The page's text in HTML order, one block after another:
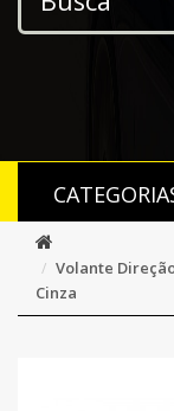
Volante
Cinza